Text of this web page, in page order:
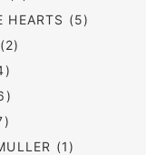
HEARTS (5)
(1)